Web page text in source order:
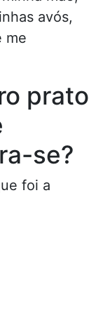
avós,
me
prato
se?
foi a